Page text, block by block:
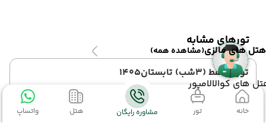
هتل های مالزی(مشاهده همه)
های کوالالامپور
تورهای مشابه
تور مسقط (3شب) تابستان1405
خانه تور مشاوره رایگان هتل واتساپ